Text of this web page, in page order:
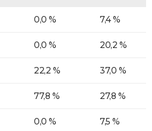
0,0 % 7,4 %
0,0 % 20,2 %
22,2 % 37,0 %
77,8 % 27,8 %
0,0 % 7,5 %